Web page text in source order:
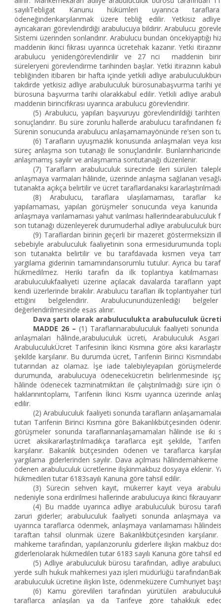
sayılıTebligat Kanunu hükümleri uyarınca
ödeneğindenkarşılanmak üzere tebliğ edilir. Yetkisiz
ayrıcakararı görevlendirdiği arabulucuya bildirir. Arabulucu
Sistemi üzerinden sonlandırır. Arabulucu bundan öncekiyaptığı
maddenin ikinci fıkrası uyarınca ücretehak kazanır. Yetki
arabulucu yenidengörevlendirilir ve 27 nci maddenin
süreleryeni görevlendirme tarihinden başlar. Yetki itirazının
tebliğinden itibaren bir hafta içinde yetkili adliye
takdirde yetkisiz adliye arabuluculuk bürosunabaşvurma tarihi
bürosuna başvurma tarihi olarakkabul edilir. Yetkili adliye
maddenin birincifıkrası uyarınca arabulucu görevlendirir.
(5) Arabulucu, yapılan başvuruyu görevlendirildiği
sonuçlandırır. Bu süre zorunlu hallerde arabulucu tarafındanen
Sürenin sonucunda arabulucu anlaşamamayönünde re’sen son
(6) Tarafların uyuşmazlık konusunda anlaşmaları veya
süreç anlaşma son tutanağı ile sonuçlandırılır.
anlaşmamış sayılır ve anlaşmama sontutanağı düzenlenir.
(7) Tarafların arabuluculuk sürecinde ileri sürülen
anlaşmaya varmaları hâlinde, üzerinde anlaşma sağlanan
tutanakta açıkça belirtilir ve ücret taraflardanaksi
(8) Arabulucu, taraflara ulaşılamaması, taraflar
yapılamaması, yapılan görüşmeler sonucunda veya
anlaşmaya varılamaması yahut varılması
son tutanağı düzenleyerek durumuderhal adliye arabuluculuk
(9) Taraflardan birinin geçerli bir mazeret göstermeksizin
sebebiyle arabuluculuk faaliyetinin sona ermesidurumunda
son tutanakta belirtilir ve bu tarafdavada kısmen veya
yargılama giderinin tamamındansorumlu tutulur. Ayrıca bu
hükmedilmez. Heriki tarafın da ilk toplantıya
arabuluculukfaaliyeti üzerine açılacak davalarda tarafların
kendi üzerlerinde bırakılır. Arabulucu tarafları ilk toplantıyaher
ettiğini belgelendirir. Arabulucunundüzenlediği
değerlendirilmesinde esas alınır.
Dava şartı olarak arabuluculukta arabuluculuk
MADDE 26 – (1) Taraflarınarabuluculuk faaliyeti
anlaşmaları hâlinde,arabuluculuk ücreti, Arabuluculuk
ArabuluculukÜcret Tarifesinin İkinci Kısmına göre aksi
şekilde karşılanır. Bu durumda ücret, Tarifenin Birinci
tutarından az olamaz. İşe iade talebiyleyapılan
durumunda, arabulucuya ödenecekücretin belirlenmesinde
hâlinde ödenecek tazminatmiktarı ile çalıştırılmadığı süre
haklarınıntoplamı, Tarifenin İkinci Kısmı uyarınca üzerinde
edilir.
(2) Arabuluculuk faaliyeti sonunda tarafların
tutarı Tarifenin Birinci Kısmına göre Bakanlıkbütçesinden
görüşmeler sonunda taraflarınanlaşamamaları hâlinde ise iki
ücret aksikararlaştırılmadıkça taraflarca eşit şekilde,
karşılanır. Bakanlık bütçesinden ödenen ve taraflarca
yargılama giderlerinden sayılır. Dava açılması
ödenen arabuluculuk ücretlerine ilişkinmakbuz dosyaya eklenir.
hükmedilen tutar 6183sayılı Kanuna göre tahsil edilir.
(3) Sürecin sehven kayıt, mükerrer kayıt veya
nedeniyle sona erdirilmesi hallerinde arabulucuya ikinci
(4) Bu madde uyarınca adliye arabuluculuk bürosu
zaruri giderler; arabuluculuk faaliyeti sonunda anlaşmaya
uyarınca taraflarca ödenmek, anlaşmaya varılamaması
taraftan tahsil olunmak üzere Bakanlıkbütçesinden
mahkeme tarafından, yapılanzorunlu giderlere ilişkin makbuz
giderleriolarak hükmedilen tutar 6183 sayılı Kanuna göre tahsil
(5) Adliye arabuluculuk bürosu tarafından, adliye
yerde sulh hukuk mahkemesi yazı işleri müdürlüğü
arabuluculuk ücretine ilişkin liste, ödenmeküzere Cumhuriyet
(6) Kamu görevlileri tarafından yürütülen
taraflarca anlaşılan ya da Tarifeye göre tahakkuk